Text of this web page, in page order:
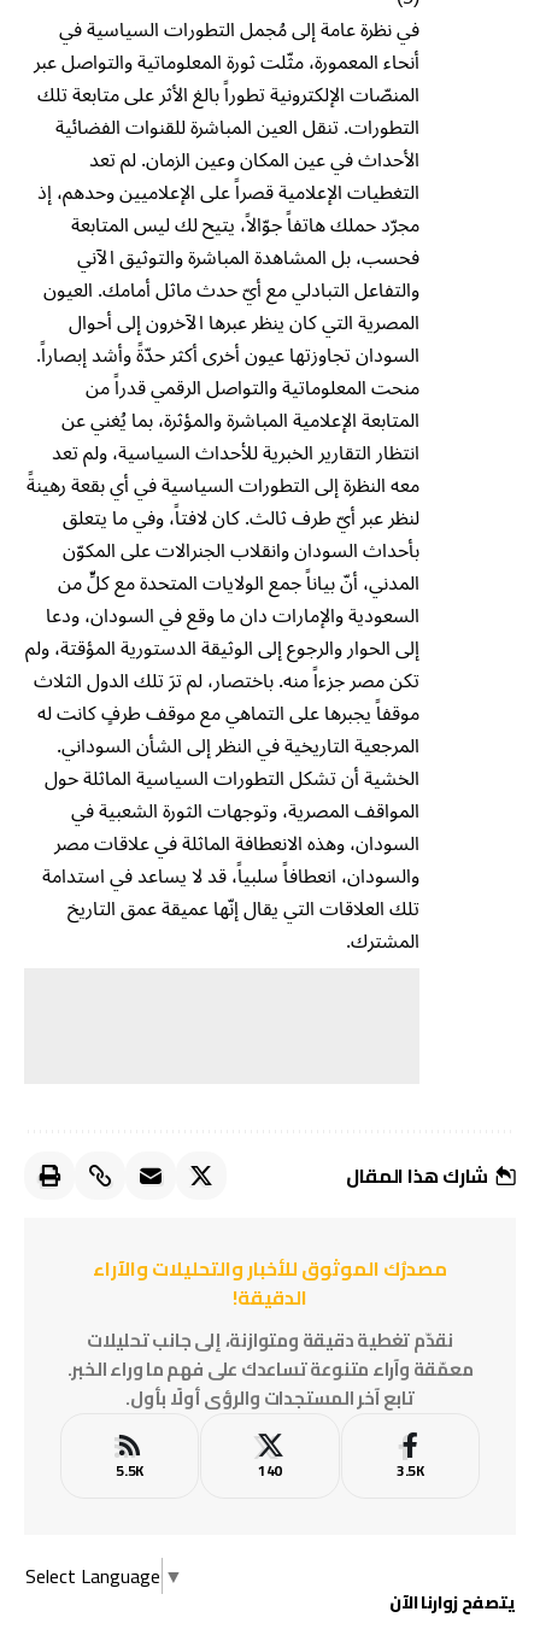
في نظرة عامة إلى مُجمل التطورات السياسية في
أنحاء المعمورة، مثّلت ثورة المعلوماتية والتواصل عبر
المنصّات الإلكترونية تطوراً بالغ الأثر على متابعة تلك
التطورات. تنقل العين المباشرة للقنوات الفضائية
الأحداث في عين المكان وعين الزمان. لم تعد
التغطيات الإعلامية قصراً على الإعلاميين وحدهم، إذ
مجرّد حملك هاتفاً جوّالاً، يتيح لك ليس المتابعة
فحسب، بل المشاهدة المباشرة والتوثيق الآني
والتفاعل التبادلي مع أيّ حدث ماثل أمامك. العيون
المصرية التي كان ينظر عبرها الآخرون إلى أحوال
السودان تجاوزتها عيون أخرى أكثر حدّةً وأشد إبصاراً.
منحت المعلوماتية والتواصل الرقمي قدراً من
المتابعة الإعلامية المباشرة والمؤثرة، بما يُغني عن
انتظار التقارير الخبرية للأحداث السياسية، ولم تعد
معه النظرة إلى التطورات السياسية في أي بقعة رهينةً
لنظر عبر أيّ طرف ثالث. كان لافتاً، وفي ما يتعلق
بأحداث السودان وانقلاب الجنرالات على المكوّن
المدني، أنّ بياناً جمع الولايات المتحدة مع كلٍّ من
السعودية والإمارات دان ما وقع في السودان، ودعا
إلى الحوار والرجوع إلى الوثيقة الدستورية المؤقتة، ولم
تكن مصر جزءاً منه. باختصار، لم ترَ تلك الدول الثلاث
موقفاً يجبرها على التماهي مع موقف طرفٍ كانت له
المرجعية التاريخية في النظر إلى الشأن السوداني.
الخشية أن تشكل التطورات السياسية الماثلة حول
المواقف المصرية، وتوجهات الثورة الشعبية في
السودان، وهذه الانعطافة الماثلة في علاقات مصر
والسودان، انعطافاً سلبياً، قد لا يساعد في استدامة
تلك العلاقات التي يقال إنّها عميقة عمق التاريخ
المشترك.
شارك هذا المقال
مصدرُك الموثوق للأخبار والتحليلات والآراء
الدقيقة!
نقدّم تغطية دقيقة ومتوازنة، إلى جانب تحليلات
معمّقة وآراء متنوعة تساعدك على فهم ما وراء الخبر.
تابع آخر المستجدات والرؤى أولًا بأول.
3.5K
140
5.5K
Select Language ▼
يتصفح زوارنا الآن